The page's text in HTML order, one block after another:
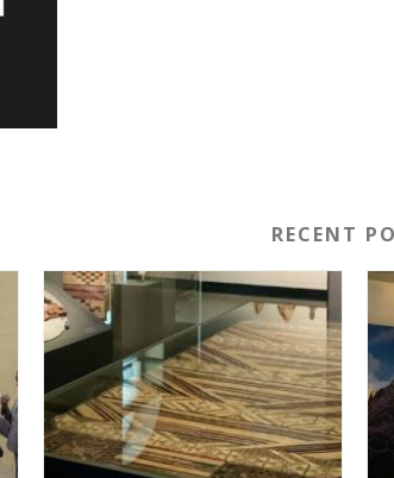
RECENT